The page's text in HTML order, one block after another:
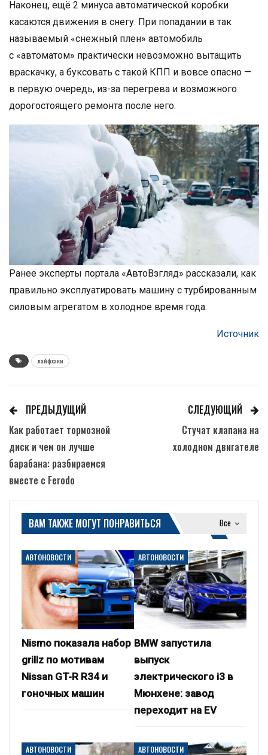
Наконец, ещё 2 минуса автоматической коробки
касаются движения в снегу. При попадании в так
называемый «снежный плен» автомобиль
с «автоматом» практически невозможно вытащить
враскачку, а буксовать с такой КПП и вовсе опасно —
в первую очередь, из-за перегрева и возможного
дорогостоящего ремонта после него.
Ранее эксперты портала «АвтоВзгляд» рассказали, как
правильно эксплуатировать машину с турбированным
силовым агрегатом в холодное время года.
Источник
лайфхаки
ПРЕДЫДУЩИЙ
Как работает тормозной
диск и чем он лучше
барабана: разбираемся
вместе с Ferodo
СЛЕДУЮЩИЙ
Стучат клапана на
холодном двигателе
Все
ВАМ ТАКЖЕ МОГУТ ПОНРАВИТЬСЯ
АВТОНОВОСТИ
Nismo показала набор
grillz по мотивам
Nissan GT-R R34 и
гоночных машин
АВТОНОВОСТИ
BMW запустила
выпуск
электрического i3 в
Мюнхене: завод
переходит на EV
АВТОНОВОСТИ АВТОНОВОСТИ